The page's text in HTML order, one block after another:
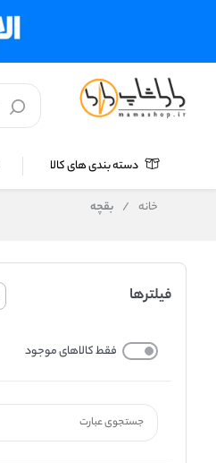
دسته بندی های کالا
خانه / بقچه
فیلترها
فقط کالاهای موجود